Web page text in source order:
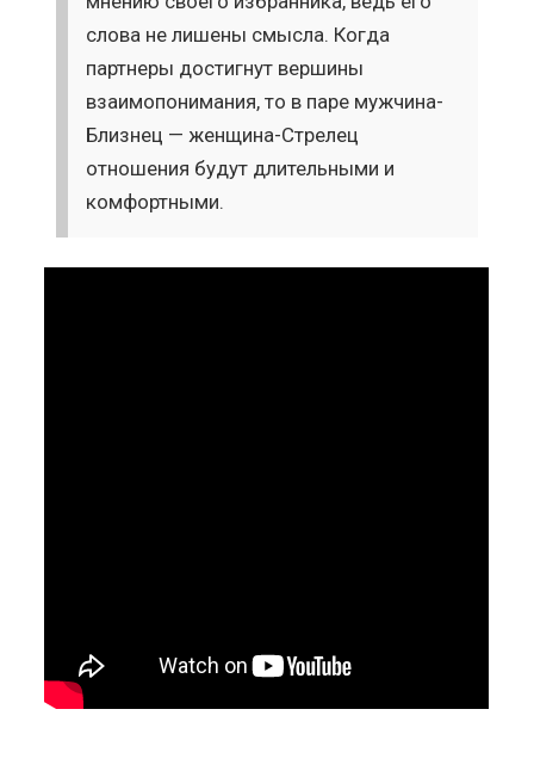
слова не лишены смысла. Когда
партнеры достигнут вершины
взаимопонимания, то в паре мужчина-
Близнец — женщина-Стрелец
отношения будут длительными и
комфортными.